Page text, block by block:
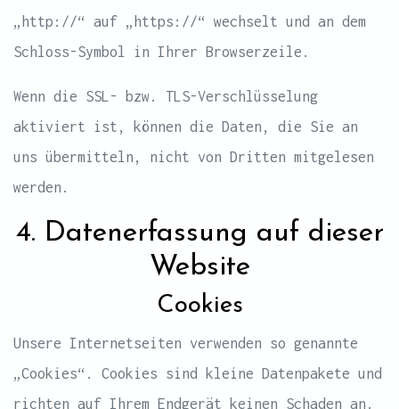
„http://“ auf „https://“ wechselt und an dem
Schloss-Symbol in Ihrer Browserzeile.
Wenn die SSL- bzw. TLS-Verschlüsselung
aktiviert ist, können die Daten, die Sie an
uns übermitteln, nicht von Dritten mitgelesen
werden.
4. Datenerfassung auf dieser
Website
Cookies
Unsere Internetseiten verwenden so genannte
„Cookies“. Cookies sind kleine Datenpakete und
richten auf Ihrem Endgerät keinen Schaden an.